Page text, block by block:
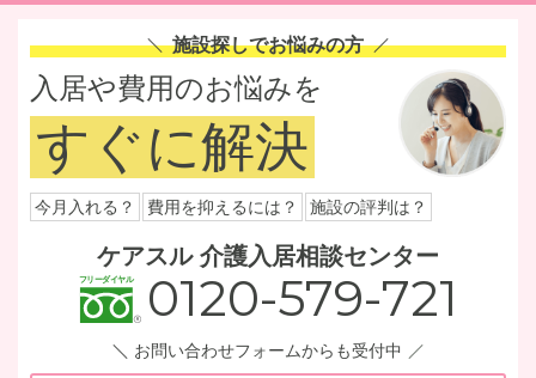
施設探しでお悩みの方
入居や費用のお悩みを
すぐに解決
今月入れる？ 費用を抑えるには？ 施設の評判は？
ケアスル 介護入居相談センター
0120-579-721
お問い合わせフォームからも受付中